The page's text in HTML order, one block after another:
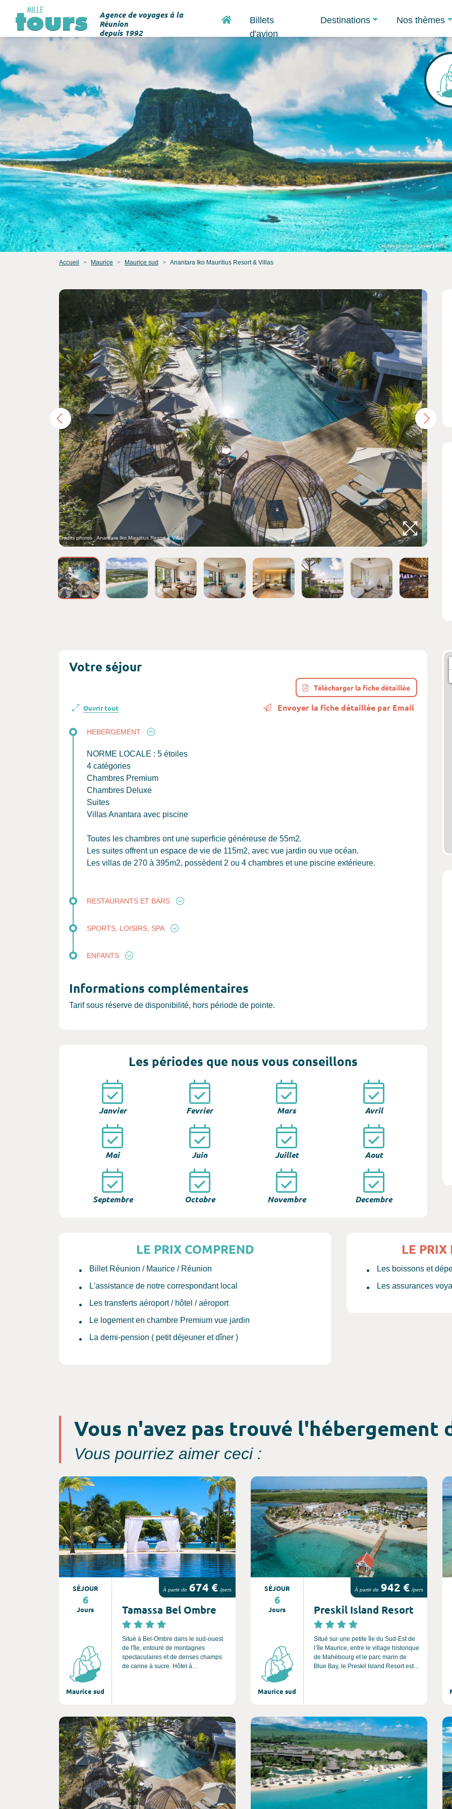
Agence de voyages à la
Réunion
depuis 1992
AccueilBillets
d'avion
Destinations Nos thèmes
Crédits photos : Xavier Coiffic
Accueil Maurice Maurice sud Anantara Iko Mauritius Resort & Villas
Crédits photos : Anantara Iko Mauritius Resort & Villas
Votre séjour
Télécharger la fiche détaillée
Envoyer la fiche détaillée par Email
Ouvrir tout
HEBERGEMENT
NORME LOCALE : 5 étoiles
4 catégories
Chambres Premium
Chambres Deluxe
Suites
Villas Anantara avec piscine
Toutes les chambres ont une superficie généreuse de 55m2.
Les suites offrent un espace de vie de 115m2, avec vue jardin ou vue océan.
Les villas de 270 à 395m2, possèdent 2 ou 4 chambres et une piscine extérieure.
RESTAURANTS ET BARS
SPORTS, LOISIRS, SPA
ENFANTS
Informations complémentaires
Tarif sous réserve de disponibilité, hors période de pointe.
Les périodes que nous vous conseillons
Janvier Fevrier Mars Avril
Mai Juin Juillet Aout
Septembre Octobre Novembre Decembre
LE PRIX COMPREND
Billet Réunion / Maurice / Réunion
L'assistance de notre correspondant local
Les transferts aéroport / hôtel / aéroport
Le logement en chambre Premium vue jardin
La demi-pension ( petit déjeuner et dîner )
LE PRIX
Les boissons et
Les assurances
Vous n'avez pas trouvé l'hébergement
Vous pourriez aimer ceci :
SÉJOUR
6
Jours
Maurice sud
À partir de 674 € /pers
Tamassa Bel Ombre
Situé à Bel-Ombre dans le sud-ouest
de l'île, entouré de montagnes
spectaculaires et de denses champs
de canne à sucre. Hôtel à
Consultez l'offre de voyage
SÉJOUR
6
Jours
Maurice sud
À partir de 942 € /pers
Preskil Island Resort
Situé sur une petite île du Sud-Est de
l’île Maurice, entre le village historique
de Mahébourg et le parc marin de
Blue Bay, le Preskil Island Resort est
du Lion, le Preskil Island Resort
garantit une ambiance conviviale et
des expériences islander
authentiques.
Consultez l'offre de voyage
Consultez l'offre de voyage Consultez l'offre de voyage